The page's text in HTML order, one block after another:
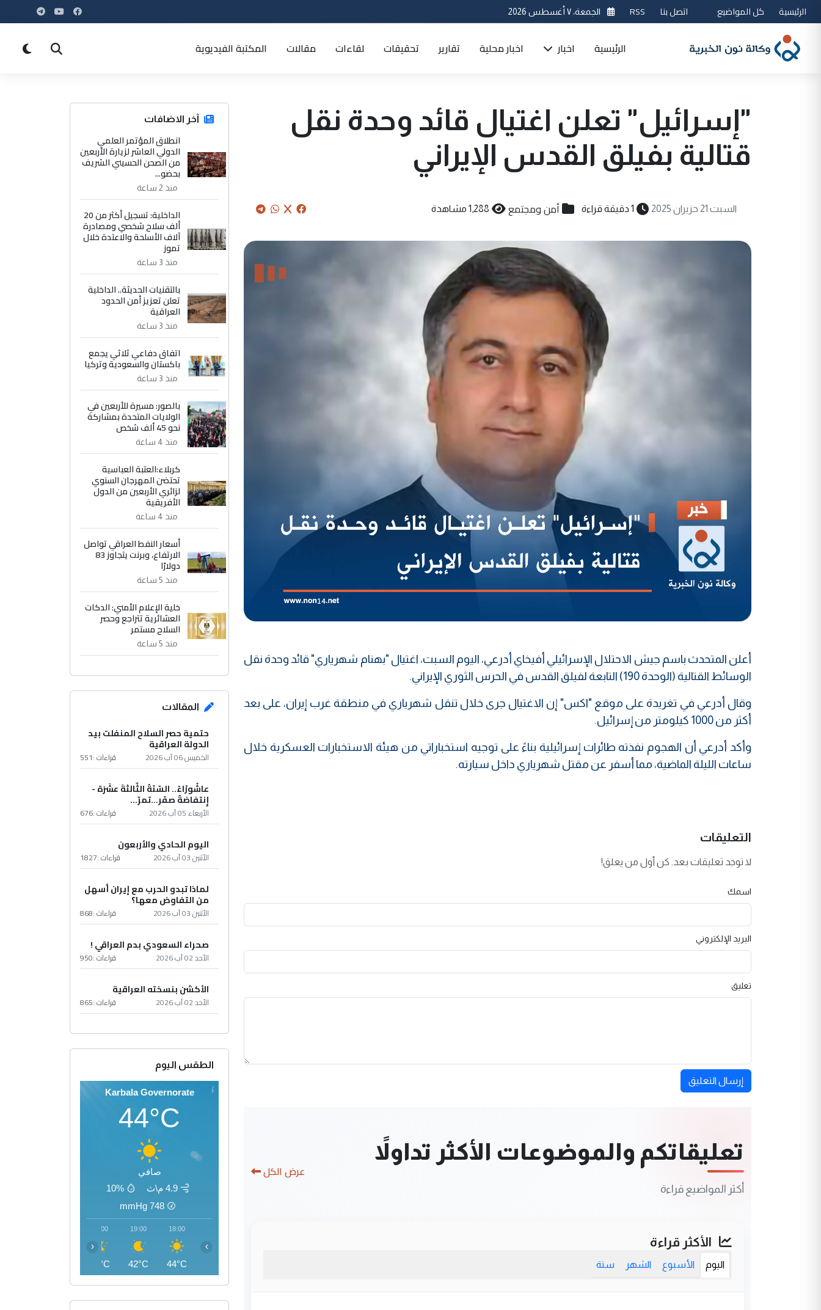
الرئيسية كل المواضيع اتصل بنا RSS الجمعة، ٧ أغسطس 2026
الرئيسية اخبار اخبار محلية تقارير تحقيقات لقاءات مقالات المكتبة الفيديوية
"إسرائيل" تعلن اغتيال قائد وحدة نقل
قتالية بفيلق القدس الإيراني
السبت 21 حزيران 2025 1 دقيقة قراءة أمن ومجتمع 1,288 مشاهدة
أعلن المتحدث باسم جيش الاحتلال الإسرائيلي أفيخاي أدرعي، اليوم السبت، اغتيال "بهنام شهرياري" قائد وحدة نقل
الوسائط القتالية (الوحدة 190) التابعة لفيلق القدس في الحرس الثوري الإيراني.
وقال أدرعي في تغريدة على موقع "اكس" إن الاغتيال جرى خلال تنقل شهرياري في منطقة غرب إيران، على بعد
أكثر من 1000 كيلومتر من إسرائيل.
وأكد أدرعي أن الهجوم نفذته طائرات إسرائيلية بناءً على توجيه استخباراتي من هيئة الاستخبارات العسكرية خلال
ساعات الليلة الماضية، مما أسفر عن مقتل شهرياري داخل سيارته.
التعليقات
لا توجد تعليقات بعد. كن أول من يعلق!
اسمك
البريد الإلكتروني
تعليق
إرسال التعليق
تعليقاتكم والموضوعات الأكثر تداولاً
أكثر المواضيع قراءة
عرض الكل
الأكثر قراءة
اليوم الأسبوع الشهر سنة
آخر الاضافات
انطلاق المؤتمر العلمي
الدولي العاشر لزيارة الأربعين
من الصحن الحسيني الشريف
بحضو...
منذ 2 ساعة
الداخلية: تسجيل أكثر من 20
ألف سلاح شخصي ومصادرة
آلاف الأسلحة والاعتدة خلال
تموز
منذ 3 ساعة
بالتقنيات الحديثة.. الداخلية
تعلن تعزيز أمن الحدود
العراقية
منذ 3 ساعة
اتفاق دفاعي ثلاثي يجمع
باكستان والسعودية وتركيا
منذ 3 ساعة
بالصور: مسيرة للأربعين في
الولايات المتحدة بمشاركة
نحو 45 ألف شخص
منذ 4 ساعة
كربلاء:العتبة العباسية
تحتضن المهرجان السنوي
لزائري الأربعين من الدول
الأفريقية
منذ 4 ساعة
أسعار النفط العراقي تواصل
الارتفاع، وبرنت يتجاوز 83
دولارًا
منذ 5 ساعة
خلية الإعلام الأمني: الدكات
العشائرية تتراجع وحصر
السلاح مستمر
منذ 5 ساعة
المقالات
حتمية حصر السلاح المنفلت بيد
الدولة العراقية
الخميس 06 آب 2026 قراءات :551
عاشُورْاءُ.. السّنَةُ الثّالثةَ عشَرَة -
إِنتفاضةُ صفَر…تمرّ...
الأربعاء 05 آب 2026 قراءات :676
اليوم الحادي والأربعون
الأثنين 03 آب 2026 قراءات :1827
لماذا تبدو الحرب مع إيران أسهل
من التفاوض معها؟
الأثنين 03 آب 2026 قراءات :868
صحراء السعودي بدم العراقي !
الأحد 02 آب 2026 قراءات :950
الأكشن بنسخته العراقية
الأحد 02 آب 2026 قراءات :865
الطقس اليوم
Karbala Governorate
44°C
صافي
4.9 م\ث
10%
748
mmHg
18:00
44°C
19:00
42°C
20:00
40°C
‹ ›